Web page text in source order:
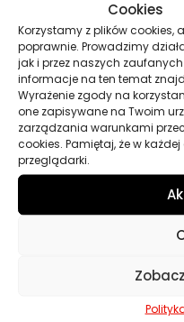
Cookies
Korzystamy z plików cookies,
poprawnie. Prowadzimy
jak i przez naszych
informacje na ten temat
Wyrażenie zgody na
one zapisywane na Twoim
zarządzania warunkami
cookies. Pamiętaj, że w
przeglądarki.
Swedish Standard SS 15 54
Parametry fizyczno-
Klasa jakości ISO: HV (ISO
Gęstość w temp. 15°C:
Lepkość kinematyczna w
Lepkość kinematyczna
Lepkość kinematyczna w
Odporność na ścinanie
Temperatura zapłonu